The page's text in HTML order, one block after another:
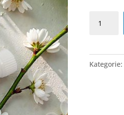
Menge
Kategorie: